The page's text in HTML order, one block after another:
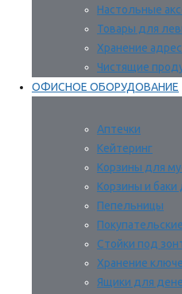
Настольные
Товары для
Хранение
Чистящие
ОФИСНОЕ ОБОРУДОВАНИЕ
Аптечки
Кейтеринг
Корзины для
Корзины и баки
Пепельницы
Стойки под
Хранение
Ящики для